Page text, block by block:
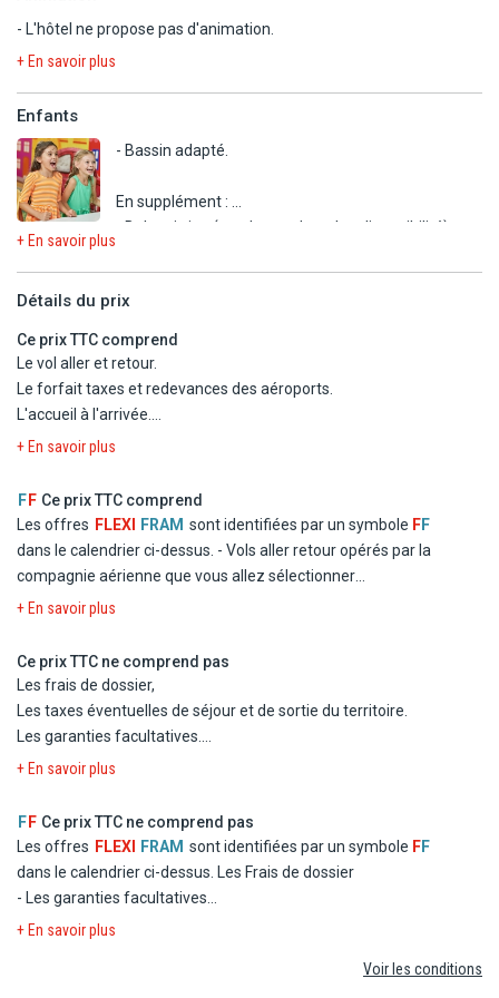
En option payante
A proximité :
- Plongée sous-marine/Plongée avec tuba.
- Randonnée.
- Planche à voile.
- Canoë-kayak.
- L'hôtel ne propose pas d'animation.
+ En savoir plus
Enfants
- Bassin adapté.
En supplément :
- Baby-sitting (sur demande, selon disponibilité)
+ En savoir plus
Détails du prix
Ce prix TTC comprend
Le vol aller et retour.
Le forfait taxes et redevances des aéroports.
L'accueil à l'arrivée.
Le circuit selon le type d'hébergement de pension choisis à
La pension petit déjeuner du jour 2 au petit-déjeuner du jour 8 +
3 déjeuners (menu avec 1 verre de vin) durant les excursions.
La présence de guides francophones durant les excursions.
Autocar climatisé.
L'assistance pendant le circuit.
+ En savoir plus
F F Ce prix TTC comprend
Les offres FLEXI FRAM sont identifiées par un symbole FF
dans le calendrier ci-dessus. - Vols aller retour opérés par la
compagnie aérienne que vous allez sélectionner
- Logement en chambre double standard dans les hôtels
- La formule Repas
- Les taxes d'aéroport et de solidarité
- Le transfert
+ En savoir plus
Ce prix TTC ne comprend pas
Les frais de dossier,
Les taxes éventuelles de séjour et de sortie du territoire.
Les garanties facultatives.
Les pourboires,
Les boissons,
Les éventuelles hausses de carburant pouvant intervenir
durant la saison,
Les excursions, activités et services non mentionnés au
place).
+ En savoir plus
F F Ce prix TTC ne comprend pas
Les offres FLEXI FRAM sont identifiées par un symbole FF
dans le calendrier ci-dessus.
Les Frais de dossier
- Les garanties facultatives
- Les autres repas et les boissons
+ En savoir plus
Voir les conditions